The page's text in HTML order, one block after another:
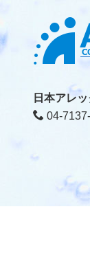
日本アレ
04-